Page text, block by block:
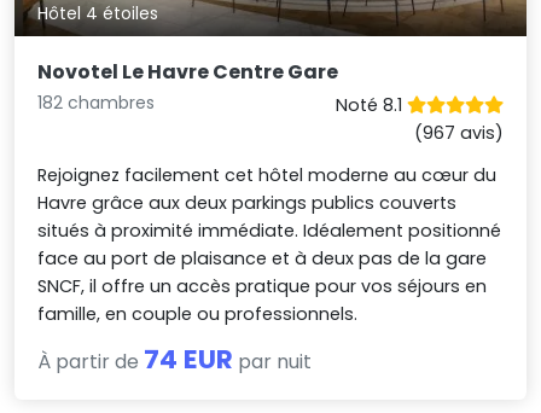
Hôtel 4 étoiles
Novotel Le Havre Centre Gare
182 chambres
Noté 8.1
(967 avis)
Rejoignez facilement cet hôtel moderne au cœur du
Havre grâce aux deux parkings publics couverts
situés à proximité immédiate. Idéalement positionné
face au port de plaisance et à deux pas de la gare
SNCF, il offre un accès pratique pour vos séjours en
famille, en couple ou professionnels.
À partir de 74 EUR par nuit